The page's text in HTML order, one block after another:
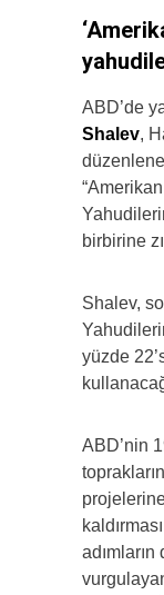
ABD’de
Shalev,
birbirine
Shalev,
yüzde
ABD’nin
adımların